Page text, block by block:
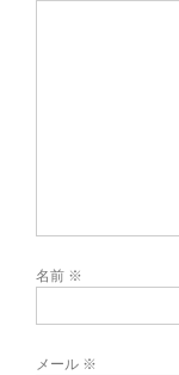
名前 ※
メール ※